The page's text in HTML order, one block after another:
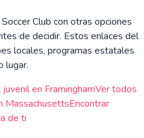
Club con otras opciones
de decidir. Estos enlaces del
locales, programas estatales
lugar.
en FraminghamVer todos
MassachusettsEncontrar
de ti